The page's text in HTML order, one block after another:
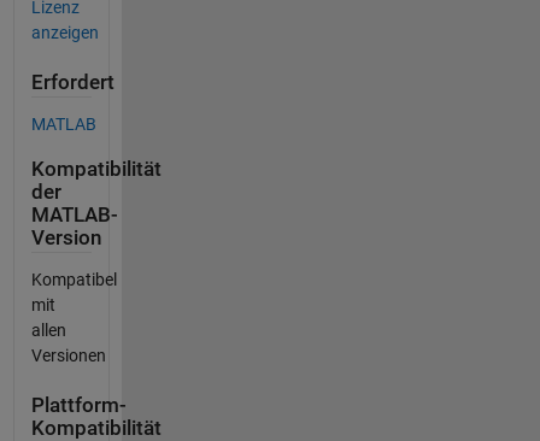
Lizenz
anzeigen
Erfordert
MATLAB
Kompatibilität
der
MATLAB-
Version
Kompatibel
mit
allen
Versionen
Plattform-
Kompatibilität